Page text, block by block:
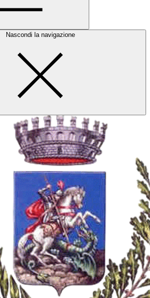
Nascondi la navigazione